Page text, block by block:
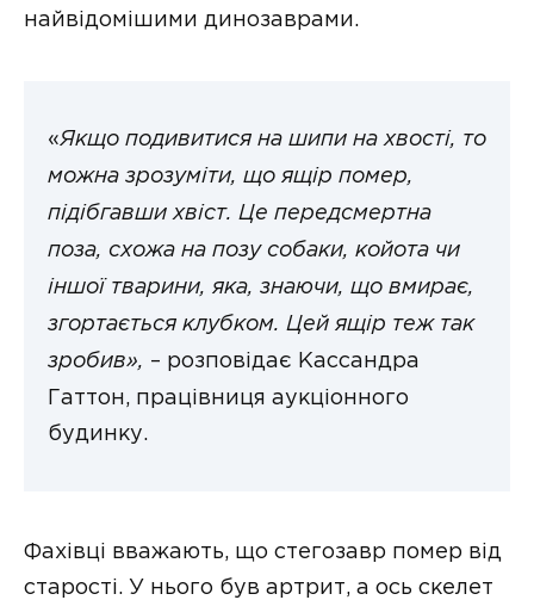
найвідомішими динозаврами.
«Якщо подивитися на шипи на хвості, то
можна зрозуміти, що ящір помер,
підібгавши хвіст. Це передсмертна
поза, схожа на позу собаки, койота чи
іншої тварини, яка, знаючи, що вмирає,
згортається клубком. Цей ящір теж так
зробив», – розповідає Кассандра
Гаттон, працівниця аукціонного
будинку.
Фахівці вважають, що стегозавр помер від
старості. У нього був артрит, а ось скелет